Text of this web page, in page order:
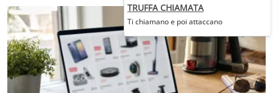
TRUFFA CHIAMATA
Ti chiamano e poi attaccano